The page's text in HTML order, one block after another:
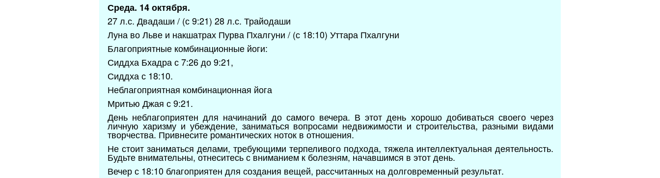
Среда. 14 октября.
27 л.с. Двадаши / (с 9:21) 28 л.с. Трайодаши
Луна во Льве и накшатрах Пурва Пхалгуни / (с 18:10) Уттара Пхалгуни
Благоприятные комбинационные йоги:
Сиддха Бхадра с 7:26 до 9:21,
Сиддха с 18:10.
Неблагоприятная комбинационная йога
Мритью Джая с 9:21.
День неблагоприятен для начинаний до самого вечера. В этот день хорошо добиваться своего через
личную харизму и убеждение, заниматься вопросами недвижимости и строительства, разными видами
творчества. Привнесите романтических ноток в отношения.
Не стоит заниматься делами, требующими терпеливого подхода, тяжела интеллектуальная деятельность.
Будьте внимательны, отнеситесь с вниманием к болезням, начавшимся в этот день.
Вечер с 18:10 благоприятен для создания вещей, рассчитанных на долговременный результат.